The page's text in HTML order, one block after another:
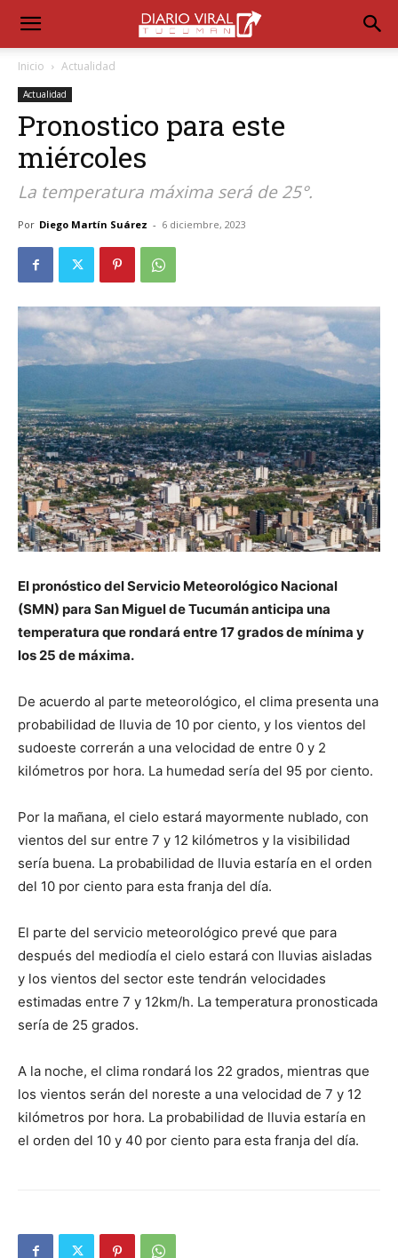
Inicio Actualidad
Actualidad
Pronostico para este
miércoles
La temperatura máxima será de 25°.
Por Diego Martín Suárez - 6 diciembre, 2023
El pronóstico del Servicio Meteorológico Nacional
(SMN) para San Miguel de Tucumán anticipa una
temperatura que rondará entre 17 grados de mínima y
los 25 de máxima.
De acuerdo al parte meteorológico, el clima presenta una
probabilidad de lluvia de 10 por ciento, y los vientos del
sudoeste correrán a una velocidad de entre 0 y 2
kilómetros por hora. La humedad sería del 95 por ciento.
Por la mañana, el cielo estará mayormente nublado, con
vientos del sur entre 7 y 12 kilómetros y la visibilidad
sería buena. La probabilidad de lluvia estaría en el orden
del 10 por ciento para esta franja del día.
El parte del servicio meteorológico prevé que para
después del mediodía el cielo estará con lluvias aisladas
y los vientos del sector este tendrán velocidades
estimadas entre 7 y 12km/h. La temperatura pronosticada
sería de 25 grados.
A la noche, el clima rondará los 22 grados, mientras que
los vientos serán del noreste a una velocidad de 7 y 12
kilómetros por hora. La probabilidad de lluvia estaría en
el orden del 10 y 40 por ciento para esta franja del día.